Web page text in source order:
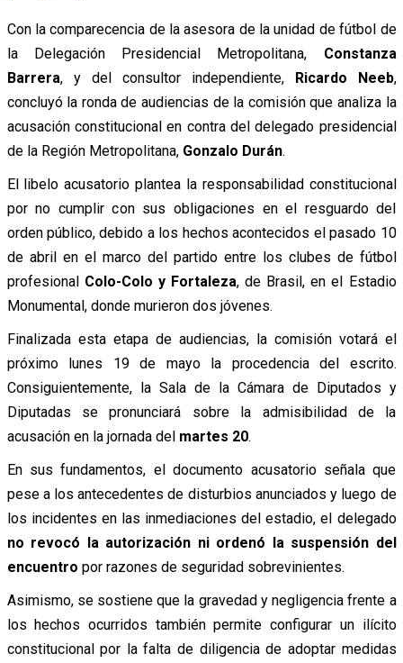
Con la comparecencia de la asesora de la unidad de fútbol de
la Delegación Presidencial Metropolitana, Constanza
Barrera, y del consultor independiente, Ricardo Neeb,
concluyó la ronda de audiencias de la comisión que analiza la
acusación constitucional en contra del delegado presidencial
de la Región Metropolitana, Gonzalo Durán.
El libelo acusatorio plantea la responsabilidad constitucional
por no cumplir con sus obligaciones en el resguardo del
orden público, debido a los hechos acontecidos el pasado 10
de abril en el marco del partido entre los clubes de fútbol
profesional Colo-Colo y Fortaleza, de Brasil, en el Estadio
Monumental, donde murieron dos jóvenes.
Finalizada esta etapa de audiencias, la comisión votará el
próximo lunes 19 de mayo la procedencia del escrito.
Consiguientemente, la Sala de la Cámara de Diputados y
Diputadas se pronunciará sobre la admisibilidad de la
acusación en la jornada del martes 20.
En sus fundamentos, el documento acusatorio señala que
pese a los antecedentes de disturbios anunciados y luego de
los incidentes en las inmediaciones del estadio, el delegado
no revocó la autorización ni ordenó la suspensión del
encuentro por razones de seguridad sobrevinientes.
Asimismo, se sostiene que la gravedad y negligencia frente a
los hechos ocurridos también permite configurar un ilícito
constitucional por la falta de diligencia de adoptar medidas